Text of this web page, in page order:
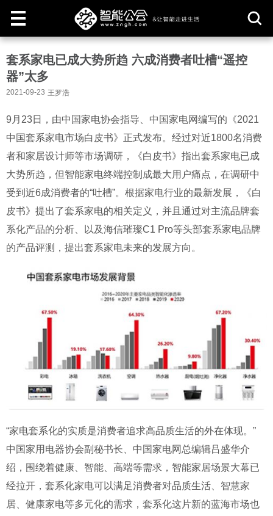
套系家电已成大势所趋 六成消费者吐槽“遥控
器”太多
2021-09-23 王罗浩
9月23日，由中国家电协会指导、中国家电网编写的《2021
中国套系家电市场白皮书》正式发布。经过对近1800名消费
者和家居设计师等市场调研，《白皮书》指出套系家电已成
大势所趋，但智能家电终端控制成最大用户痛点，在调研中
受到近6成消费者的“吐槽”。根据家电行业的最新发展，《白
皮书》提出了套系家电的相关定义，并且通过对主流品牌套
系化产品的分析、以及海信璀璨C1 Pro等头部套系家电品牌
的产品评测，提出套系家电未来的发展方向。
“家电套系化的实质是消费者追求高品质生活的外在体现。”
中国家用电器协会副秘书长、中国家电网总编辑吕盛华介
绍，围绕着健康、智能、高端等需求，智能家居场景大幕已
经拉开，套系化家电可以满足消费者对品质生活、智慧家
居、健康家电等多元化的需求，套系化这片新的蓝海市场也